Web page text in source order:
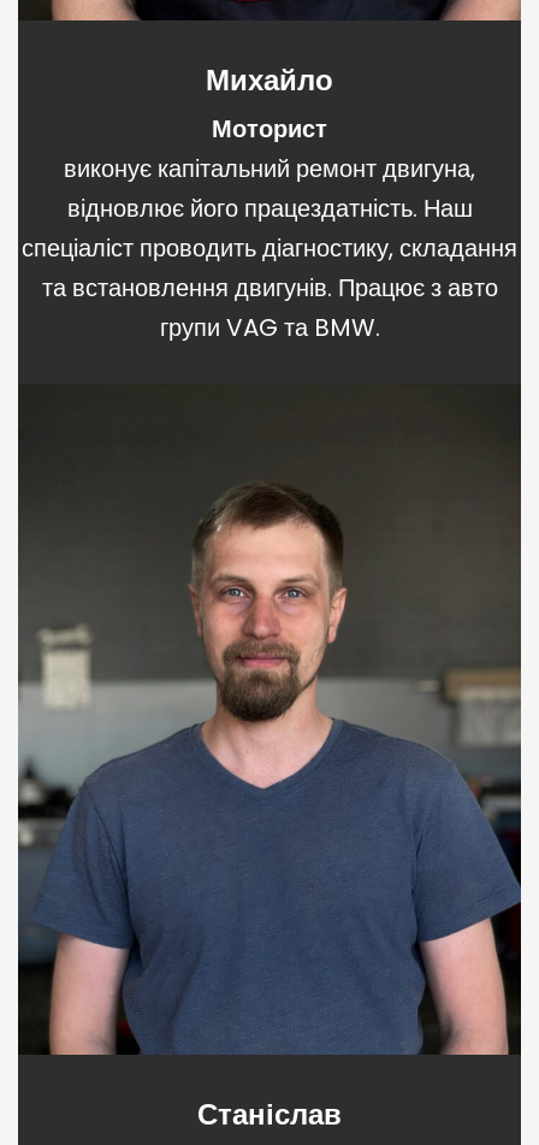
Михайло
Моторист
виконує капітальний ремонт двигуна,
відновлює його працездатність. Наш
спеціаліст проводить діагностику, складання
та встановлення двигунів. Працює з авто
групи VAG та BMW.
Станіслав